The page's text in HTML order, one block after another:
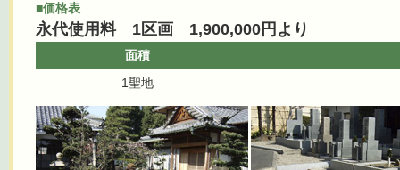
■価格表
永代使用料 1区画 1,900,000円より
面積
1聖地